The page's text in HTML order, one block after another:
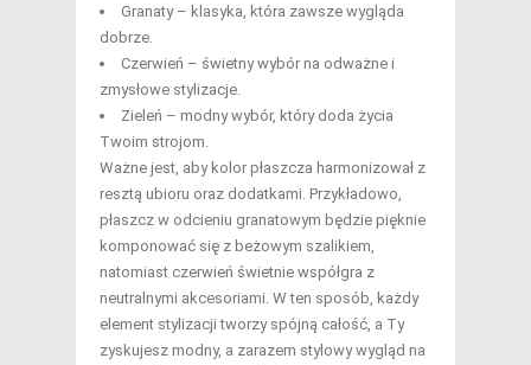
Granaty – klasyka, która zawsze wygląda
dobrze.
Czerwień – świetny wybór na odważne i
zmysłowe stylizacje.
Zieleń – modny wybór, który doda życia
Twoim strojom.
Ważne jest, aby kolor płaszcza harmonizował z
resztą ubioru oraz dodatkami. Przykładowo,
płaszcz w odcieniu granatowym będzie pięknie
komponować się z beżowym szalikiem,
natomiast czerwień świetnie współgra z
neutralnymi akcesoriami. W ten sposób, każdy
element stylizacji tworzy spójną całość, a Ty
zyskujesz modny, a zarazem stylowy wygląd na